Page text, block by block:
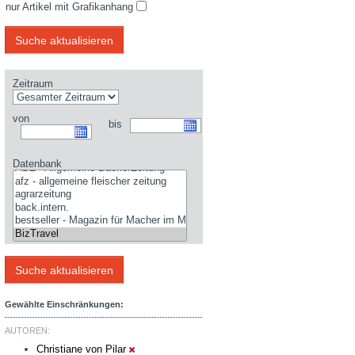
nur Artikel mit Grafikanhang
Zeitraum
von bis
Datenbank
Gewählte Einschränkungen:
AUTOREN:
Christiane von Pilar